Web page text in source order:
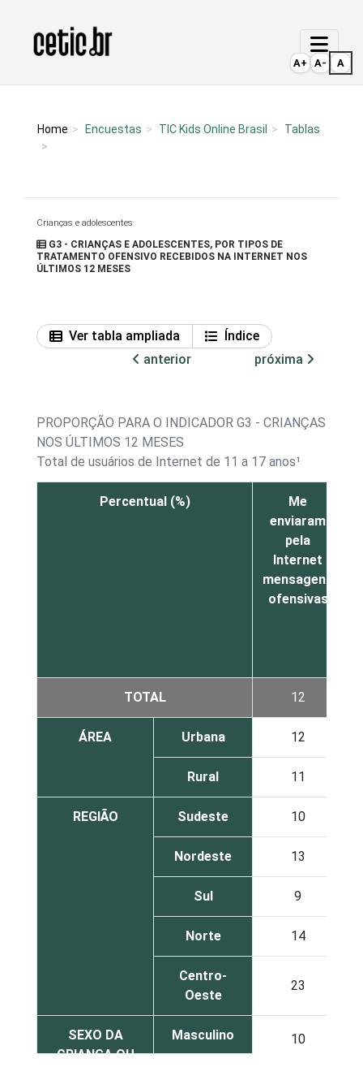
Página inicial
Home Encuestas TIC Kids Online Brasil Tablas
Crianças e adolescentes
G3 - CRIANÇAS E ADOLESCENTES, POR TIPOS DE
TRATAMENTO OFENSIVO RECEBIDOS NA INTERNET NOS
ÚLTIMOS 12 MESES
Ver tabla ampliada
Índice
anterior
próxima
PROPORÇÃO PARA O INDICADOR G3 - CRIANÇAS E
NOS ÚLTIMOS 12 MESES
Total de usuários de Internet de 11 a 17 anos¹
Percentual (%)
Me
enviaram
pela
Internet
mensagens
ofensivas
TOTAL 12
ÁREA Urbana 12
Rural 11
REGIÃO Sudeste 10
Nordeste 13
Sul 9
Norte 14
Centro-
Oeste
23
SEXO DA
CRIANÇA OU
Masculino 10
A+ A- A